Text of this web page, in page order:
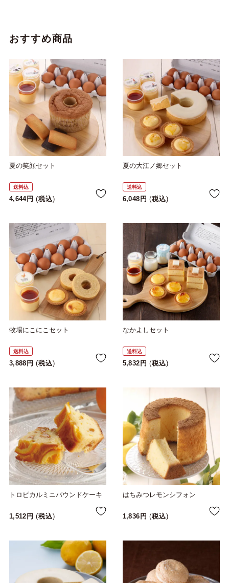
おすすめ商品
夏の笑顔セット
送料込
4,644 税込
夏の大江ノ郷セット
送料込
6,048 税込
牧場にこにこセット
送料込
3,888 税込
なかよしセット
送料込
5,832 税込
トロピカルミニパウンドケーキ
1,512 税込
はちみつレモンシフォン
1,836 税込